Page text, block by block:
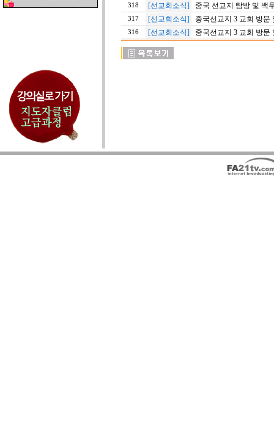
318 [선교회소식] 중국 선교지 탐방 및 백
317 [선교회소식] 중국선교지 3 교회 방문
316 [선교회소식] 중국선교지 3 교회 방문